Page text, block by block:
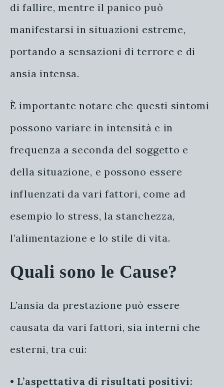
di fallire, mentre il panico può
manifestarsi in situazioni estreme,
portando a sensazioni di terrore e di
ansia intensa.
È importante notare che questi sintomi
possono variare in intensità e in
frequenza a seconda del soggetto e
della situazione, e possono essere
influenzati da vari fattori, come ad
esempio lo stress, la stanchezza,
l’alimentazione e lo stile di vita.
Quali sono le Cause?
L’ansia da prestazione può essere
causata da vari fattori, sia interni che
esterni, tra cui:
• L’aspettativa di risultati positivi: